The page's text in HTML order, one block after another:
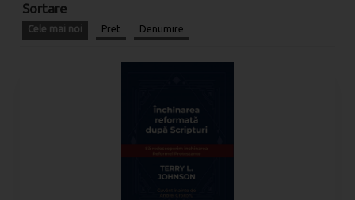
Sortare
Cele mai noi Pret Denumire